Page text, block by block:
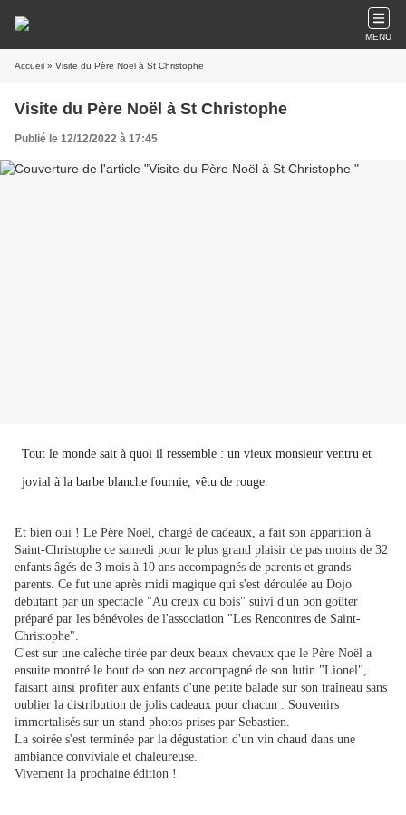
MENU
Accueil » Visite du Père Noël à St Christophe
Visite du Père Noël à St Christophe
Publié le 12/12/2022 à 17:45
Tout le monde sait à quoi il ressemble : un vieux monsieur ventru et
jovial à la barbe blanche fournie, vêtu de rouge.
Et bien oui ! Le Père Noël, chargé de cadeaux, a fait son apparition à
Saint-Christophe ce samedi pour le plus grand plaisir de pas moins de 32
enfants âgés de 3 mois à 10 ans accompagnés de parents et grands
parents. Ce fut une après midi magique qui s'est déroulée au Dojo
débutant par un spectacle "Au creux du bois" suivi d'un bon goûter
préparé par les bénévoles de l'association "Les Rencontres de Saint-
Christophe".
C'est sur une calèche tirée par deux beaux chevaux que le Père Noël a
ensuite montré le bout de son nez accompagné de son lutin "Lionel",
faisant ainsi profiter aux enfants d'une petite balade sur son traîneau sans
oublier la distribution de jolis cadeaux pour chacun . Souvenirs
immortalisés sur un stand photos prises par Sebastien.
La soirée s'est terminée par la dégustation d'un vin chaud dans une
ambiance conviviale et chaleureuse.
Vivement la prochaine édition !